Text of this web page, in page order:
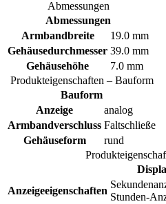
Abmessungen
Abmessungen
Armbandbreite
19.0 mm
Gehäusedurchmesser 39.0 mm
Gehäusehöhe
7.0 mm
Produkteigenschaften – Bauform
Bauform
Anzeige
analog
Armbandverschluss Faltschließe
Gehäuseform
rund
Anzeigeeigenschaften
Stunden-